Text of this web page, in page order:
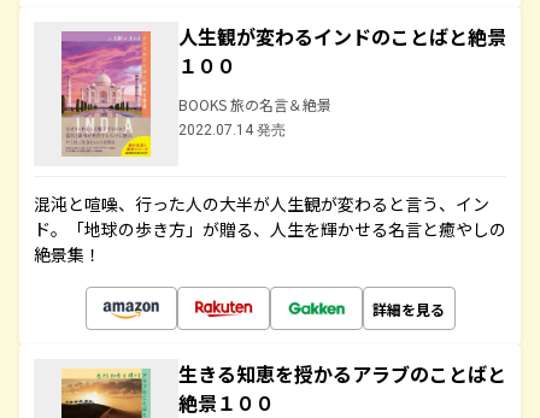
人生観が変わるインドのことばと絶景
１００
BOOKS 旅の名言＆絶景
2022.07.14 発売
混沌と喧噪、行った人の大半が人生観が変わると言う、イン
ド。「地球の歩き方」が贈る、人生を輝かせる名言と癒やしの
絶景集！
詳細を見る
生きる知恵を授かるアラブのことばと
絶景１００